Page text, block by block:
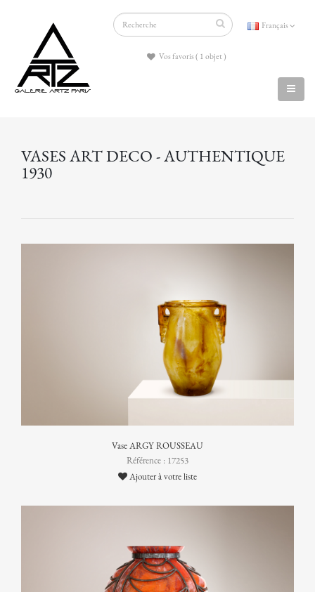
Français
Vos favoris ( 1 objet )
VASES ART DECO - AUTHENTIQUE
1930
Vase ARGY ROUSSEAU
Référence : 17253
Ajouter à votre liste